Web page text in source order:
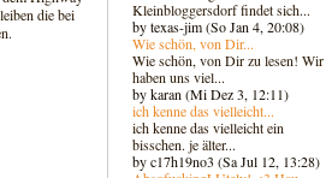
die bei
Kleinbloggersdorf findet sich...
by texas-jim (So Jan 4, 20:08)
Wie schön, von Dir...
Wie schön, von Dir zu lesen! Wir
haben uns viel...
by karan (Mi Dez 3, 12:11)
ich kenne das vielleicht...
ich kenne das vielleicht ein
bisschen. je älter...
by c17h19no3 (Sa Jul 12, 13:28)